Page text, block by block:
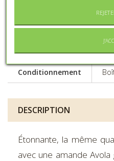
À
la
Conditionnement
DESCRIPTION
Étonnante, la même
avec une amande